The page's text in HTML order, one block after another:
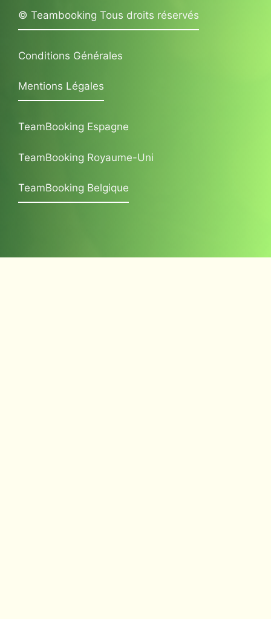
© Teambooking Tous droits réservés
Conditions Générales
Mentions Légales
TeamBooking Espagne
TeamBooking Royaume-Uni
TeamBooking Belgique